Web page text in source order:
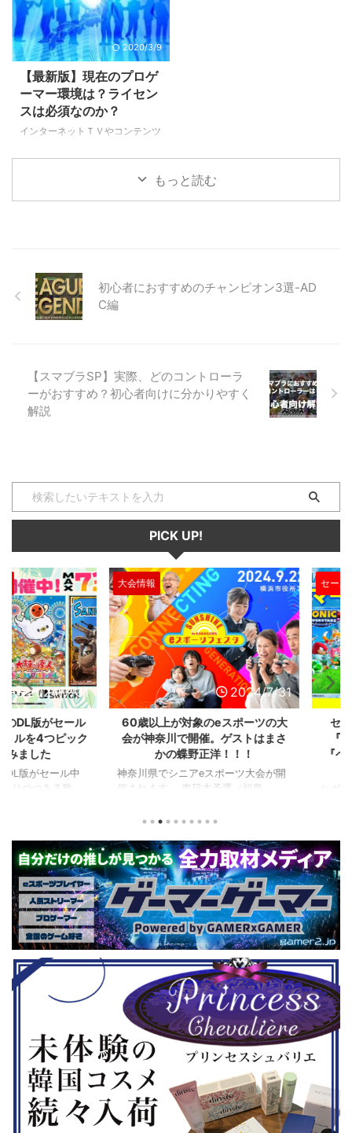
スポーツは全世界で急速に人気を
高めています。 日本のeスポーツ
はまだまだ後進国と言われていま
すが、それでも徐々に盛り上がり
を魅せつつあり、ＴＶなどでも
「eスポーツ」というワードや、
eスポーツの種目、タイトルが話
題に上がることも出てきました。
世界中の人たちが参加しているの
...
2020/3/9
【最新版】現在のプロゲ
ーマー環境は？ライセン
スは必須なのか？
インターネットＴＶやコンテンツ
も徐々に取り上げられる事が増え
てきたeスポーツ。 これからどん
ーやゲーマーを取り巻く２０２０
年における環境についてお話で
す。 プロゲーマーって？ プロゲ
ーマーというのは、職業としてゲ
たちの事なんですね！ eスポ ...
もっと読む
初心者におすすめのチャンピオン3選-AD
C編
【スマブラSP】実際、どのコントローラ
ーがおすすめ？初心者向けに分かりやすく
解説
PICK UP!
2024/7/31
がセール
4つピック
た
セール中
ルを独自に
。（類似し
ゲーム、長
ム） 注目
セット』
ホラーゲー
『鉄拳8
大会情報
2024/7/31
60歳以上が対象のeスポーツの大
会が神奈川で開催。ゲストはまさ
かの蝶野正洋！！！
神奈川県でシニアeスポーツ大会が開
催されます。 東日本予選（福島
選（神奈川県）の優勝者3名が決勝大
仕様。ご当地キャラクターによる対戦
も見られるとのことなので、家族で楽
しめるイベントになっているようで
す。 ちなみに、ゲストのプロレスラ
ーである蝶野正洋さんは今年60歳に
なるそうです。トークセッションに登
場しますよ。 この記事のポイント ・
大会参加者は60歳以上 ・3地区で予
選あり。予選は8月24日、25日と9月
22日。本戦は9月22日（事前エ ...
セール、クー
セガの
『ユニ
『ペルソ
セガの最新
ファンから
や編成や育
クなどが話
売されたば
要チェック
ル」に『ユ
登場！『龍
リロード』
は、
ンドーeショ
...